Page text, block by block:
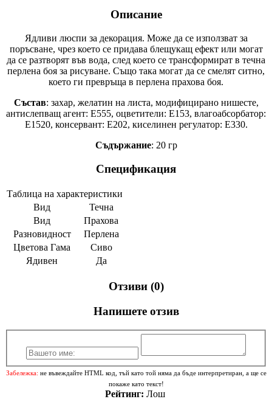
Описание
Ядливи люспи за декорация. Може да се използват за
поръсване, чрез което се придава блещукащ ефект или могат
да се разтворят във вода, след което се трансформират в течна
перлена боя за рисуване. Също така могат да се смелят ситно,
което ги превръща в перлена прахова боя.
Състав: захар, желатин на листа, модифицирано нишесте,
антислепващ агент: Е555, оцветители: Е153, влагоабсорбатор:
Е1520, консервант: Е202, киселинен регулатор: Е330.
Съдържание: 20 гр
Спецификация
Таблица на характеристики
Вид
Течна
Вид
Прахова
Разновидност
Перлена
Цветова Гама
Сиво
Ядивен
Да
Отзиви (0)
Напишете отзив
Забележка: не въвеждайте HTML код, тъй като той няма да бъде интерпретиран, а ще се
покаже като текст!
Рейтинг: Лош